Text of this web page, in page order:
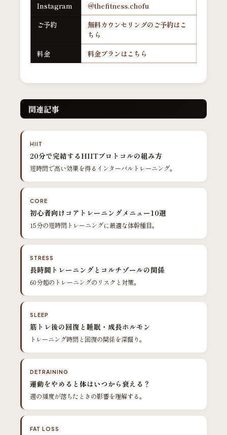
Instagram
@thefitness.chofu
ご予約
無料カウンセリングのご予約はこ
ちら
料金
料金プランはこちら
関連記事
HIIT
20分で完結するHIITプロトコルの組み方
短時間で高い効果を得るインターバルトレーニング。
CORE
初心者向けコアトレーニングメニュー10選
15分の短時間トレーニングに最適な体幹種目。
STRESS
長時間トレーニングとコルチゾールの関係
60分超のトレーニングのリスクと対策。
SLEEP
筋トレ後の回復と睡眠・成長ホルモン
トレーニング時間と回復の関係を深掘り。
DETRAINING
運動をやめると体はいつから衰える？
週の頻度が落ちたときの影響を理解する。
FAT LOSS